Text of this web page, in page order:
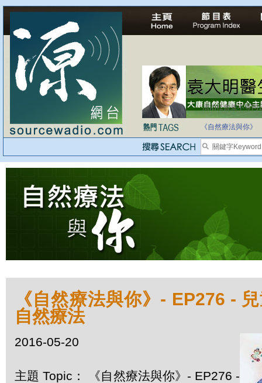
法治社會並不等同
《自然療法與你》
《自然療法與你》- EP276 -
自然療法
2016-05-20
主題 Topic： 《自然療法與你》- EP276 -